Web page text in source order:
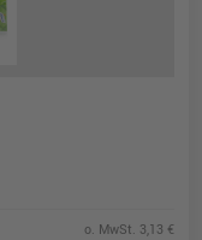
o. MwSt. 3,13 €